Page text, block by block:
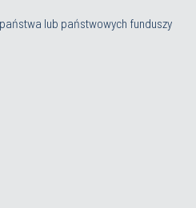
lub państwowych funduszy